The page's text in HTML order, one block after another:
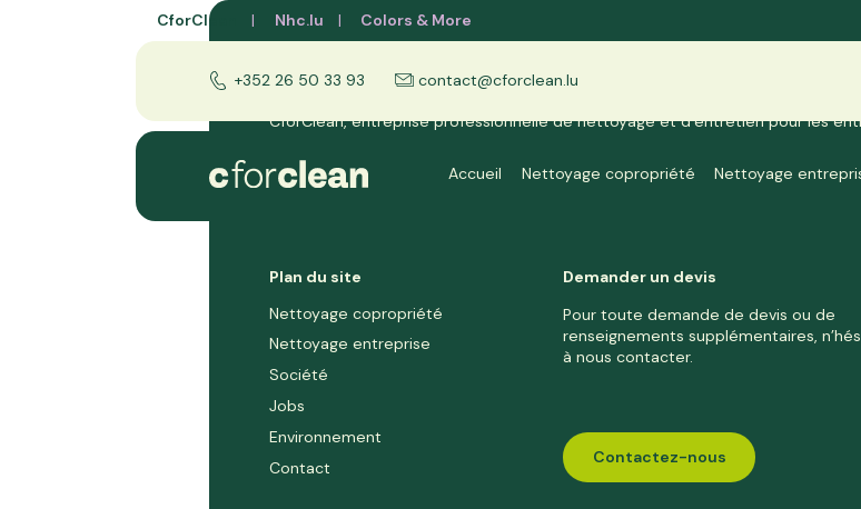
CforClean Nhc.lu Colors & More
+352 26 50 33 93 contact@cforclean.lu
Accueil Nettoyage copropriété Nettoyage
CforClean, entreprise professionnelle de nettoyage et d’entretien pour les
Plan du site
Nettoyage copropriété
Nettoyage entreprise
Société
Jobs
Environnement
Contact
Demander un devis
Pour toute demande de devis ou de
renseignements supplémentaires,
à nous contacter.
Contactez-nous